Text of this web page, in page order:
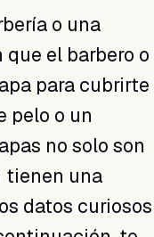
o una
el barbero o
para cubrirte
pelo o un
no solo son
tienen una
datos curiosos